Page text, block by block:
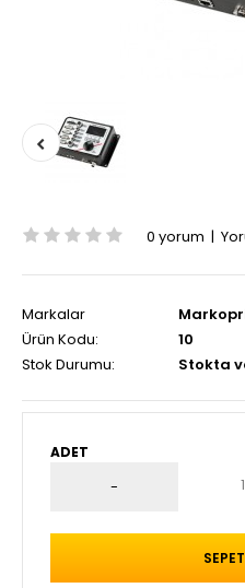
0 yorum |
Markalar
Ürün Kodu:
10
Stok Durumu:
Stokta
ADET